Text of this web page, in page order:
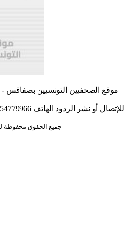
موقع الصحفيين التونسيين بصفاقس -
جميع الحقوق محفوظة